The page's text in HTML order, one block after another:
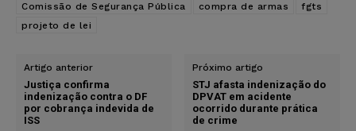
Comissão de Segurança Pública
compra de armas
fgts
projeto de lei
Artigo anterior
Justiça confirma
indenização contra o DF
por cobrança indevida de
ISS
Próximo artigo
STJ afasta indenização do
DPVAT em acidente
ocorrido durante prática
de crime